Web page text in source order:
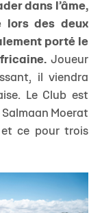
dans l’âme,
lors des deux
porté le
Joueur
il viendra
Le Club est
Salmaan Moerat
ce pour trois